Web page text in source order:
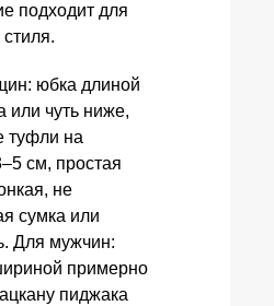
подходит для
юбка длиной
или чуть ниже,
туфли на
см, простая
не
сумка или
Для мужчин:
примерно
пиджака